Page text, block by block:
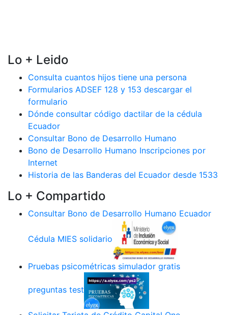
Lo + Leido
Consulta cuantos hijos tiene una persona
Formularios ADSEF 128 y 153 descargar el
formulario
Dónde consultar código dactilar de la cédula
Ecuador
Consultar Bono de Desarrollo Humano
Bono de Desarrollo Humano Inscripciones por
Internet
Historia de las Banderas del Ecuador desde 1533
Lo + Compartido
Consultar Bono de Desarrollo Humano Ecuador
Cédula MIES solidario
Pruebas psicométricas simulador gratis
preguntas test